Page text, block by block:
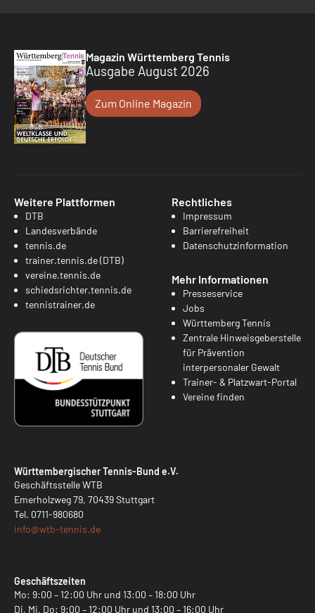
Magazin Württemberg Tennis
Ausgabe August 2026
Zum Online Magazin
Weitere Plattformen
DTB
Landesverbände
tennis.de
trainer.tennis.de (DTB)
vereine.tennis.de
schiedsrichter.tennis.de
tennistrainer.de
Rechtliches
Impressum
Barrierefreiheit
Datenschutzinformation
Mehr Informationen
Presseservice
Jobs
Württemberg Tennis
Zentrale Hinweisgeberstelle
für Prävention
interpersonaler Gewalt
Trainer- & Platzwart-Portal
Vereine finden
Württembergischer Tennis-Bund e.V.
Geschäftsstelle WTB
Emerholzweg 79, 70439 Stuttgart
Tel. 0711-980680
info@wtb-tennis.de
Geschäftszeiten
Mo: 9:00 – 12:00 Uhr und 13:00 – 18:00 Uhr
Di, Mi, Do: 9:00 – 12:00 Uhr und 13:00 – 16:00 Uhr